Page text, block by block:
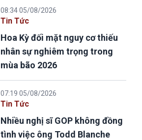
08:34 05/08/2026
Tin Tức
Hoa Kỳ đối mặt nguy cơ thiếu
nhân sự nghiêm trọng trong
mùa bão 2026
07:19 05/08/2026
Tin Tức
Nhiều nghị sĩ GOP không đồng
tình việc ông Todd Blanche